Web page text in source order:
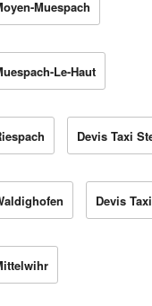
Muespach
Le-Haut
Devis Taxi
Devis